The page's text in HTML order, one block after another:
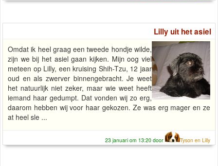
Lilly uit het asiel
Omdat ik heel graag een tweede hondje wilde,
zijn we bij het asiel gaan kijken. Mijn oog viel
meteen op Lilly, een kruising Shih-Tzu, 12 jaar
oud en als zwerver binnengebracht. Je weet
het natuurlijk niet zeker, maar wie weet heeft
iemand haar gedumpt. Dat vonden wij zo erg,
daarom hebben wij voor haar gekozen. Ze was erg mager en ze
at heel sle ...
23 januari om 13:20 door Tyson en Lilly